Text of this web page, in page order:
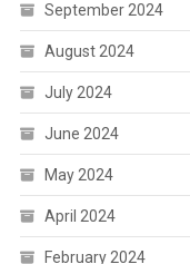
September 2024
August 2024
July 2024
June 2024
May 2024
April 2024
February 2024